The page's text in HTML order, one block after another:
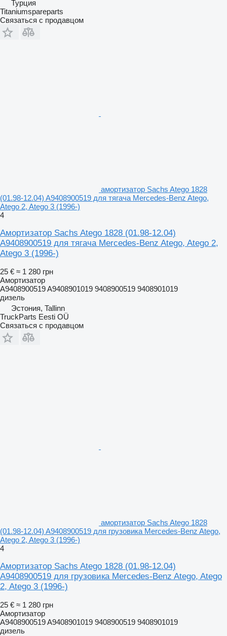
Турция
Titaniumspareparts
Связаться с продавцом
амортизатор Sachs Atego 1828
(01.98-12.04) A9408900519 для тягача Mercedes-Benz Atego,
Atego 2, Atego 3 (1996-)
4
Амортизатор Sachs Atego 1828 (01.98-12.04)
A9408900519 для тягача Mercedes-Benz Atego, Atego 2,
Atego 3 (1996-)
25 € ≈ 1 280 грн
Амортизатор
A9408900519 A9408901019 9408900519 9408901019
дизель
Эстония, Tallinn
TruckParts Eesti OÜ
Связаться с продавцом
амортизатор Sachs Atego 1828
(01.98-12.04) A9408900519 для грузовика Mercedes-Benz Atego,
Atego 2, Atego 3 (1996-)
4
Амортизатор Sachs Atego 1828 (01.98-12.04)
A9408900519 для грузовика Mercedes-Benz Atego, Atego
2, Atego 3 (1996-)
25 € ≈ 1 280 грн
Амортизатор
A9408900519 A9408901019 9408900519 9408901019
дизель